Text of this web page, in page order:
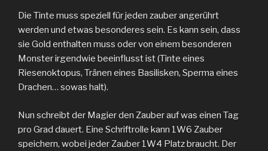
Die Tinte muss speziell für jeden zauber angerührt
werden und etwas besonderes sein. Es kann sein, dass
sie Gold enthalten muss oder von einem besonderen
Monster irgendwie beeinflusst ist (Tinte eines
Riesenoktopus, Tränen eines Basilisken, Sperma eines
Drachen… sowas halt).
Nun schreibt der Magier den Zauber auf was einen Tag
pro Grad dauert. Eine Schriftrolle kann 1W6 Zauber
speichern, wobei jeder Zauber 1W4 Platz braucht. Der